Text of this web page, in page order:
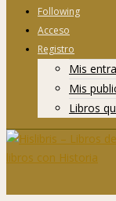
Following
Acceso
Registro
Mis
Mis
Libros